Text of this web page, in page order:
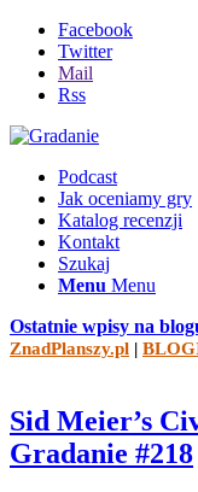
Facebook
Twitter
Mail
Rss
Podcast
Jak oceniamy gry
Katalog recenzji
Kontakt
Szukaj
Menu Menu
Ostatnie wpisy na
ZnadPlanszy.pl |
Sid Meier’s
Gradanie #218